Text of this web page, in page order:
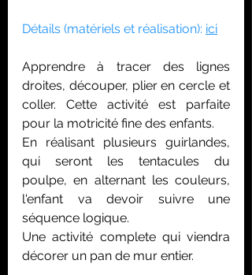
Détails (matériels et réalisation): ici
Apprendre à tracer des lignes
droites, découper, plier en cercle et
coller. Cette activité est parfaite
pour la motricité fine des enfants.
En réalisant plusieurs guirlandes,
qui seront les tentacules du
poulpe, en alternant les couleurs,
l'enfant va devoir suivre une
séquence logique.
Une activité complete qui viendra
décorer un pan de mur entier.